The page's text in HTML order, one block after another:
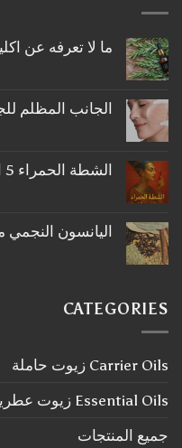
ما لا تعرفه عن
على
ما
اكليل
الجبل
الجانب المظلم
على
الجانب
الشطة الحمراء 5 اسرار حارقة في مطبخك
على
الشطة
في
مطبخك
اليانسون النجمي
اليانسون
النجمي
علبة
المكياج
CATEGORIES
Carrier Oils زيوت حاملة
Essential Oils زيوت عطرية اساسية
جميع المنتجات